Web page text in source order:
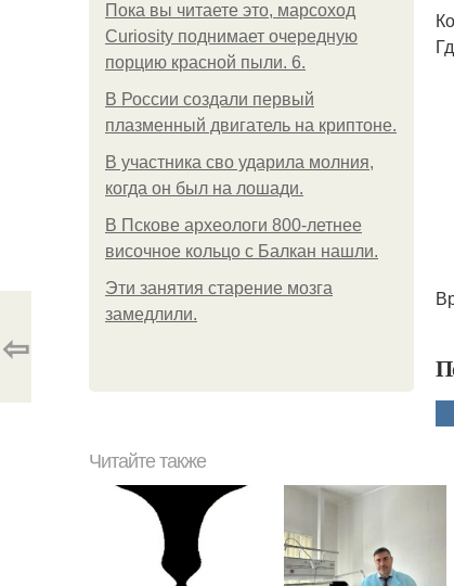
Пока вы читаете это, марсоход
Curiosity поднимает очередную
порцию красной пыли. 6.
В России создали первый
плазменный двигатель на криптоне.
В участника сво ударила молния,
когда он был на лошади.
В Пскове археологи 800-летнее
височное кольцо с Балкан нашли.
Эти занятия старение мозга
замедлили.
⇦
Читайте также